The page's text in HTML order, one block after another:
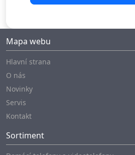
Mapa webu
Hlavní strana
O nás
Novinky
Servis
Kontakt
Sortiment